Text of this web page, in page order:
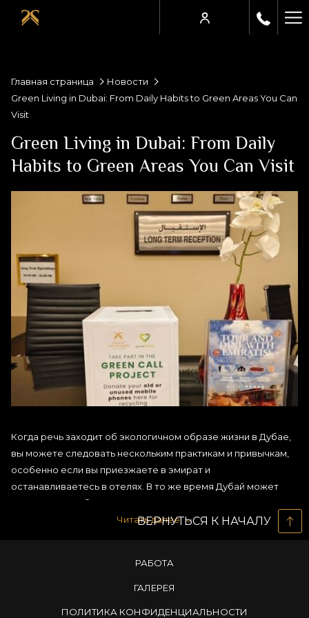
Главная страница
Новости
Green Living in Dubai: From Daily Habits to Green Areas You Can
Visit
Green Living in Dubai: From Daily
Habits to Green Areas You Can Visit
Когда речь заходит об экологичном образе жизни в Дубае,
вы можете следовать нескольким практикам и привычкам,
особенно если вы приезжаете в эмират и
останавливаетесь в отелях. В то же время Дубай может
похвастаться обилием зеленых зон, которые стоит
посетить. Более того, выбрав для проживания отель Two
обо всем этом подробнее ниже.
Читать далее
ВЕРНУТЬСЯ К НАЧАЛУ
РАБОТА
ГАЛЕРЕЯ
ПОЛИТИКА КОНФИДЕНЦИАЛЬНОСТИ